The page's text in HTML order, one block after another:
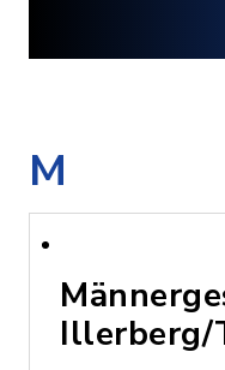
M
Illerberg/